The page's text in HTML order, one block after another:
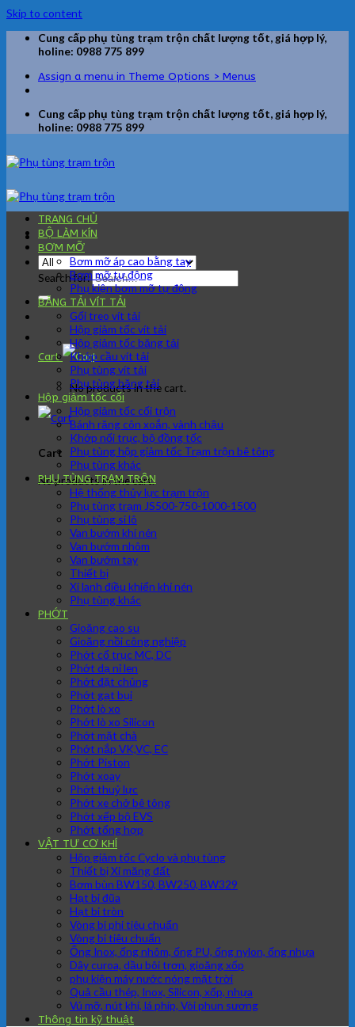
Skip to content
Cung cấp phụ tùng trạm trộn chất lượng tốt, giá hợp lý,
holine: 0988 775 899
Assign a menu in Theme Options > Menus
Cung cấp phụ tùng trạm trộn chất lượng tốt, giá hợp lý,
holine: 0988 775 899
Search for:
Cart
No products in the cart.
Cart
No products in the cart.
TRANG CHỦ
BỘ LÀM KÍN
BƠM MỠ
Bơm mỡ áp cao bằng tay
Bơm mỡ tự động
Phụ kiện bơm mỡ tự động
BĂNG TẢI VÍT TẢI
Gối treo vít tải
Hộp giảm tốc vít tải
Hộp giảm tốc băng tải
Khớp cầu vít tải
Phụ tùng vít tải
Phụ tùng băng tải
Hộp giảm tốc cối
Hộp giảm tốc cối trộn
Bánh răng côn xoắn, vành chậu
Khớp nối trục, bộ đồng tốc
Phụ tùng hộp giảm tốc Trạm trộn bê tông
Phụ tùng khác
PHỤ TÙNG TRẠM TRÔN
Hệ thống thủy lực trạm trộn
Phụ tùng trạm JS500-750-1000-1500
Phụ tùng si lô
Van bướm khí nén
Van bướm nhôm
Van bướm tay
Thiết bị
Xi lanh điều khiển khí nén
Phụ tùng khác
PHỚT
Gioăng cao su
Gioăng nồi công nghiệp
Phớt cổ trục MC, DC
Phớt dạ nỉ len
Phớt đặt chủng
Phớt gạt bụi
Phớt lò xo
Phớt lò xo Silicon
Phớt mặt chà
Phớt nắp VK,VC, EC
Phớt Piston
Phớt xoay
Phớt thuỷ lực
Phớt xe chở bê tông
Phớt xếp bộ EVS
Phớt tổng hợp
VẬT TƯ CƠ KHÍ
Hộp giảm tốc Cyclo và phụ tùng
Thiết bị Xi măng đất
Bơm bùn BW150, BW250, BW329
Hạt bi đũa
Hạt bi tròn
Vòng bi phi tiêu chuẩn
Vòng bi tiêu chuẩn
Ống Inox, ống nhôm, ống PU, ống nylon, ống nhựa
Dây curoa, dầu bôi trơn, gioăng xốp
phụ kiện máy nước nóng mặt trời
Quả cầu thép, Inox, Silicon, xốp, nhựa
Vú mỡ, nút khí, lá phíp, Vòi phun sương
Thông tin kỹ thuật